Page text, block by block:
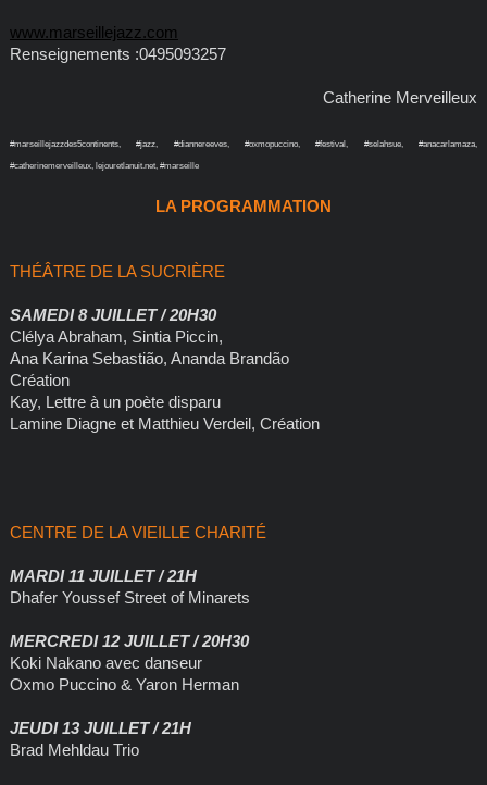
www.marseillejazz.com
Renseignements :0495093257
Catherine Merveilleux
#marseillejazzdes5continents, #jazz, #diannereeves, #oxmopuccino, #festival, #selahsue, #anacarlamaza,
#catherinemerveilleux, lejouretlanuit.net, #marseille
LA PROGRAMMATION
THÉÂTRE DE LA SUCRIÈRE
SAMEDI 8 JUILLET / 20H30
Clélya Abraham, Sintia Piccin,
Ana Karina Sebastião, Ananda Brandão
Création
Kay, Lettre à un poète disparu
Lamine Diagne et Matthieu Verdeil, Création
CENTRE DE LA VIEILLE CHARITÉ
MARDI 11 JUILLET / 21H
Dhafer Youssef Street of Minarets
MERCREDI 12 JUILLET / 20H30
Koki Nakano avec danseur
Oxmo Puccino & Yaron Herman
JEUDI 13 JUILLET / 21H
Brad Mehldau Trio